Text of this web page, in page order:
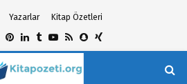
Yazarlar Kitap Özetleri
Pinterest
Linkedin
TumblrYoutube
RssSnapchat
Xing